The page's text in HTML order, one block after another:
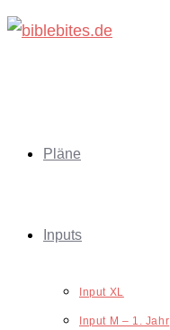
Zum
Pläne
Inputs
Input XL
Input M – 1. Jahr